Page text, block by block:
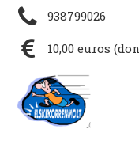
938799026
10,00 euros